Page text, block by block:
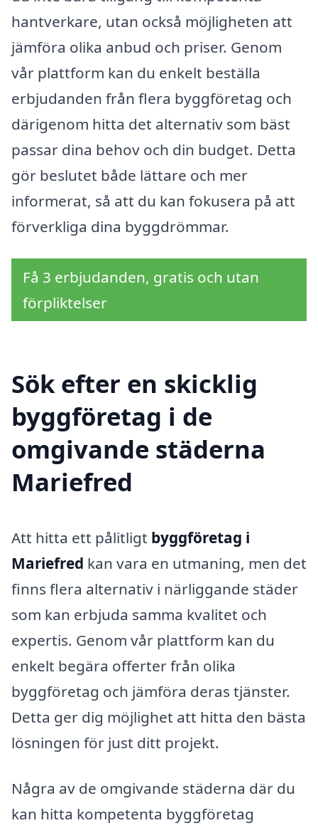
hantverkare, utan också möjligheten att
jämföra olika anbud och priser. Genom
vår plattform kan du enkelt beställa
erbjudanden från flera byggföretag och
därigenom hitta det alternativ som bäst
passar dina behov och din budget. Detta
gör beslutet både lättare och mer
informerat, så att du kan fokusera på att
förverkliga dina byggdrömmar.
Få 3 erbjudanden, gratis och utan
förpliktelser
Sök efter en skicklig
byggföretag i de
omgivande städerna
Mariefred
Att hitta ett pålitligt byggföretag i
Mariefred kan vara en utmaning, men det
finns flera alternativ i närliggande städer
som kan erbjuda samma kvalitet och
expertis. Genom vår plattform kan du
enkelt begära offerter från olika
byggföretag och jämföra deras tjänster.
Detta ger dig möjlighet att hitta den bästa
lösningen för just ditt projekt.
Några av de omgivande städerna där du
kan hitta kompetenta byggföretag